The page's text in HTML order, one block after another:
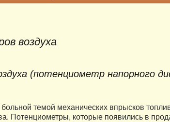
воздуха
(потенциометр напорного
темой механических впрысков
Потенциометры, которые появились в